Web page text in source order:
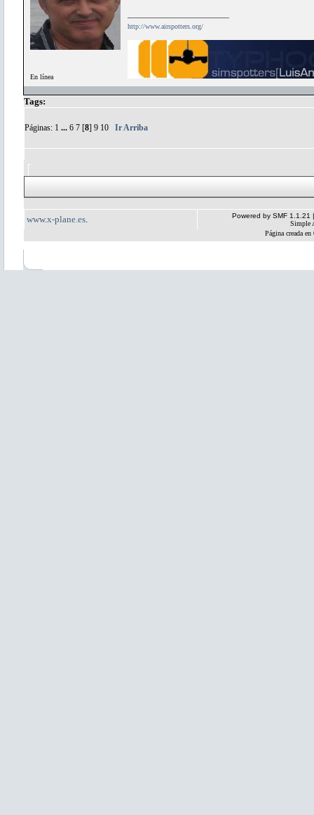
En línea
http://www.airspotters.org/
Tags:
Páginas: 1 ... 6 7 [8] 9 10 Ir Arriba
www.x-plane.es Powered by SMF 1.1.21
Simple
Página creada